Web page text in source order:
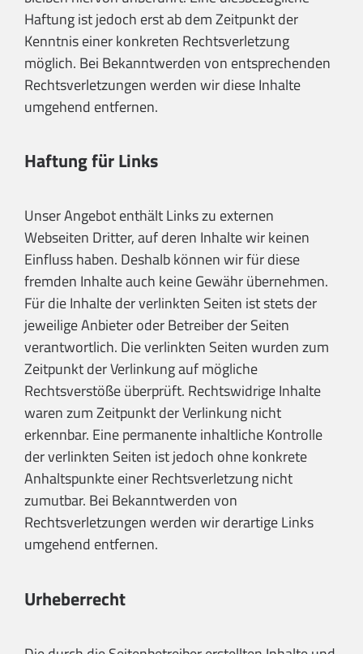
Haftung ist jedoch erst ab dem Zeitpunkt der
Kenntnis einer konkreten Rechtsverletzung
möglich. Bei Bekanntwerden von entsprechenden
Rechtsverletzungen werden wir diese Inhalte
umgehend entfernen.
Haftung für Links
Unser Angebot enthält Links zu externen
Webseiten Dritter, auf deren Inhalte wir keinen
Einfluss haben. Deshalb können wir für diese
fremden Inhalte auch keine Gewähr übernehmen.
Für die Inhalte der verlinkten Seiten ist stets der
jeweilige Anbieter oder Betreiber der Seiten
verantwortlich. Die verlinkten Seiten wurden zum
Zeitpunkt der Verlinkung auf mögliche
Rechtsverstöße überprüft. Rechtswidrige Inhalte
waren zum Zeitpunkt der Verlinkung nicht
erkennbar. Eine permanente inhaltliche Kontrolle
der verlinkten Seiten ist jedoch ohne konkrete
Anhaltspunkte einer Rechtsverletzung nicht
zumutbar. Bei Bekanntwerden von
Rechtsverletzungen werden wir derartige Links
umgehend entfernen.
Urheberrecht